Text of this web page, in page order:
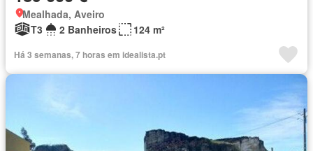
Mealhada, Aveiro
T3
2 Banheiros 124 m²
Há 3 semanas, 7 horas em idealista.pt